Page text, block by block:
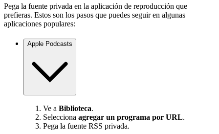
Pega la fuente privada en la aplicación de reproducción que
prefieras. Estos son los pasos que puedes seguir en algunas
aplicaciones populares:
Apple Podcasts
Ve a Biblioteca.
Selecciona agregar un programa por URL.
Pega la fuente RSS privada.